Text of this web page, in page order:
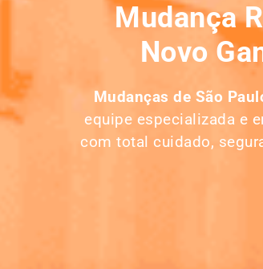
Mudança
Novo
Mudanças de São
equipe especializada e
com total cuidado,